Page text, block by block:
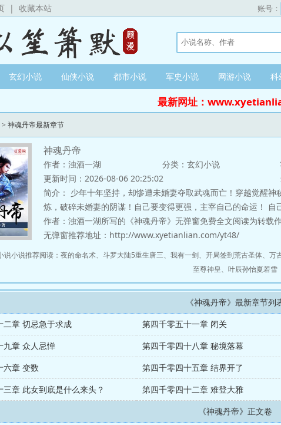
| 收藏本站 账号：
玄幻小说 仙侠小说 都市小说 军史小说 网游小说 科
最新网址：
> 神魂丹帝最新章节
神魂丹帝
作者：浊酒一湖 分类：玄幻小说
更新时间：2026-08-06 20:25:02
简介： 少年十年坚持，却惨遭未婚妻夺取武魂而亡！穿越觉醒
炼，破碎未婚妻的阴谋！自己要变得更强，主宰自己的命运！ 自
作者：浊酒一湖所写的《神魂丹帝》无弹窗免费全文阅读为转载
无弹窗推荐地址：http://www.xyetianlian.com/yt48/
说小说推荐阅读： 夜的命名术、 斗罗大陆5重生唐三、 我有一剑、 开局签到荒古圣体、 万
至尊神皇、 叶辰孙怡夏若雪
《神魂丹帝》最新章节列
二章 切忌急于求成
第四千零五十一章 闭关
九章 众人忌惮
第四千零四十八章 秘境落幕
六章 变数
第四千零四十五章 结界开了
三章 此女到底是什么来头？
第四千零四十二章 难登大雅
《神魂丹帝》正文卷